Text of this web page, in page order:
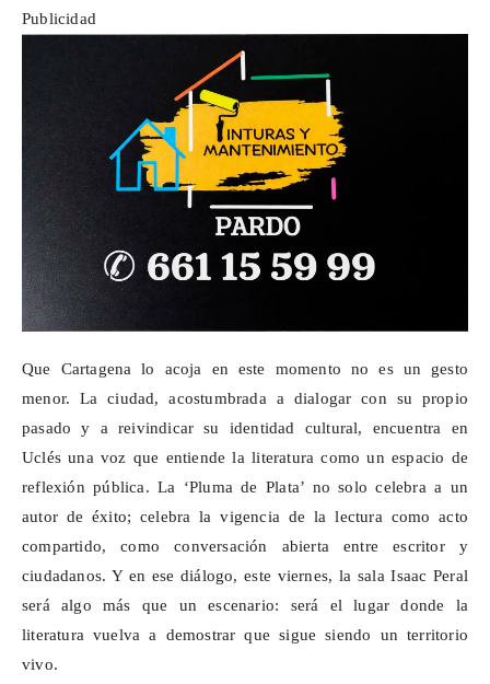
Publicidad
Que Cartagena lo acoja en este momento no es un gesto
menor. La ciudad, acostumbrada a dialogar con su propio
pasado y a reivindicar su identidad cultural, encuentra en
Uclés una voz que entiende la literatura como un espacio de
reflexión pública. La ‘Pluma de Plata’ no solo celebra a un
autor de éxito; celebra la vigencia de la lectura como acto
compartido, como conversación abierta entre escritor y
ciudadanos. Y en ese diálogo, este viernes, la sala Isaac Peral
será algo más que un escenario: será el lugar donde la
literatura vuelva a demostrar que sigue siendo un territorio
vivo.